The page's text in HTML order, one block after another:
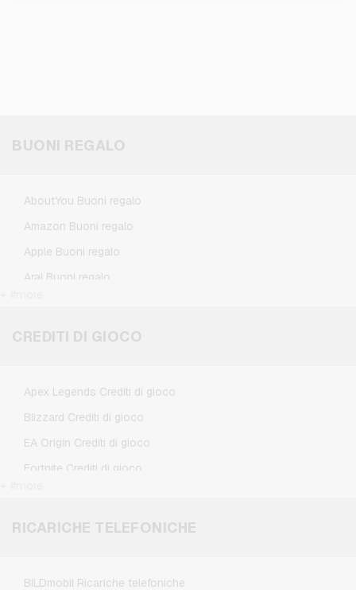
BUONI REGALO
AboutYou Buoni regalo
Amazon Buoni regalo
Apple Buoni regalo
Aral Buoni regalo
CircleK Buoni regalo
Grillfuerst Buoni regalo
Herrenausstatter.de Buoni regalo
CREDITI DI GIOCO
Apex Legends Crediti di gioco
Blizzard Crediti di gioco
EA Origin Crediti di gioco
Fortnite Crediti di gioco
Minecraft Crediti di gioco
RICARICHE TELEFONICHE
BILDmobil Ricariche telefoniche